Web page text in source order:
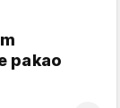
pakao